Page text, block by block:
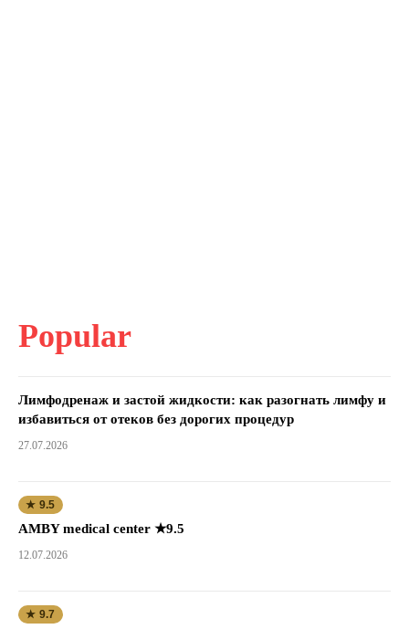
Popular
Лимфодренаж и застой жидкости: как разогнать лимфу и
избавиться от отеков без дорогих процедур
27.07.2026
★ 9.5
AMBY medical center ★9.5
12.07.2026
★ 9.7